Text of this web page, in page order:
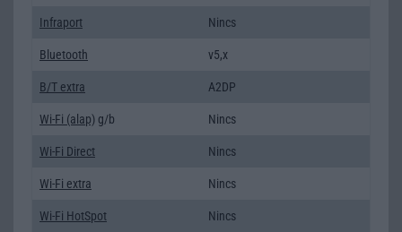
Infraport Nincs
Bluetooth v5,x
B/T extra A2DP
Wi-Fi (alap) g/b Nincs
Wi-Fi Direct Nincs
Wi-Fi extra Nincs
Wi-Fi HotSpot Nincs